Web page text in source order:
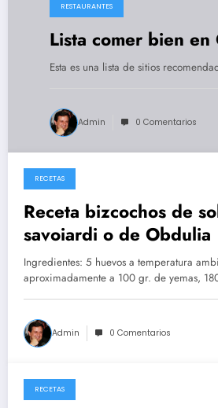
RESTAURANTES
Lista comer bien en
Esta es una lista de sitios
Admin 0 Comentarios
26/05/2026
RECETAS
Receta bizcochos de
savoiardi o de Obdulia
Ingredientes: 5 huevos a temperatura
aproximadamente a 100 gr. de yemas,
Admin 0 Comentarios
14/05/2026
RECETAS